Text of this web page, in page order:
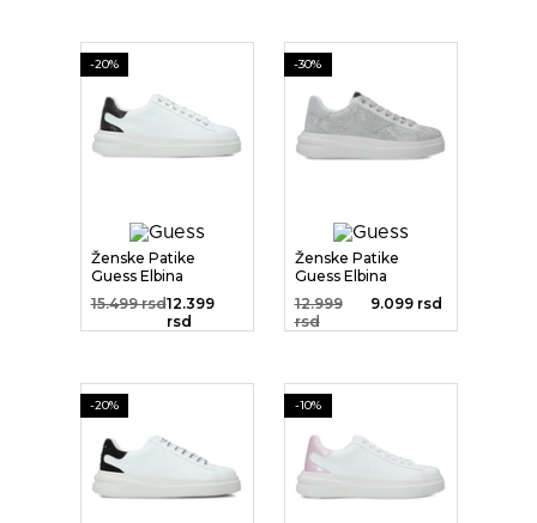
Ženske Patike
Guess Elbina
15.499 rsd12.399
rsd
-20%
Ženske Patike
Guess Elbina
12.999
rsd
9.099 rsd
-30%
-20% -10%